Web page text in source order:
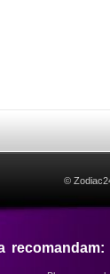
©
recomandam: